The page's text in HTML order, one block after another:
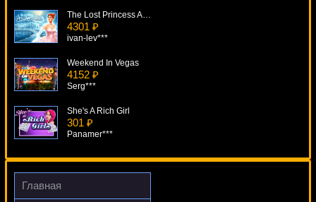
The Lost Princess Anastasia
4301 ₽
ivan-lev***
Weekend In Vegas
4152 ₽
Serg***
She's A Rich Girl
301 ₽
Panamer***
Money Mad Monkey
1295 ₽
Главная